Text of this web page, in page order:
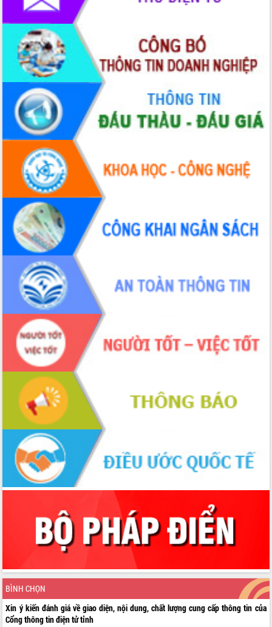
BÌNH CHỌN
Xin ý kiến đánh giá về giao diện, nội dung, chất lượng cung cấp thông tin của
Cổng thông tin điện tử tỉnh